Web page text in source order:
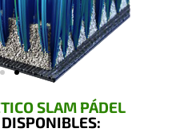
SLAM PÁDEL